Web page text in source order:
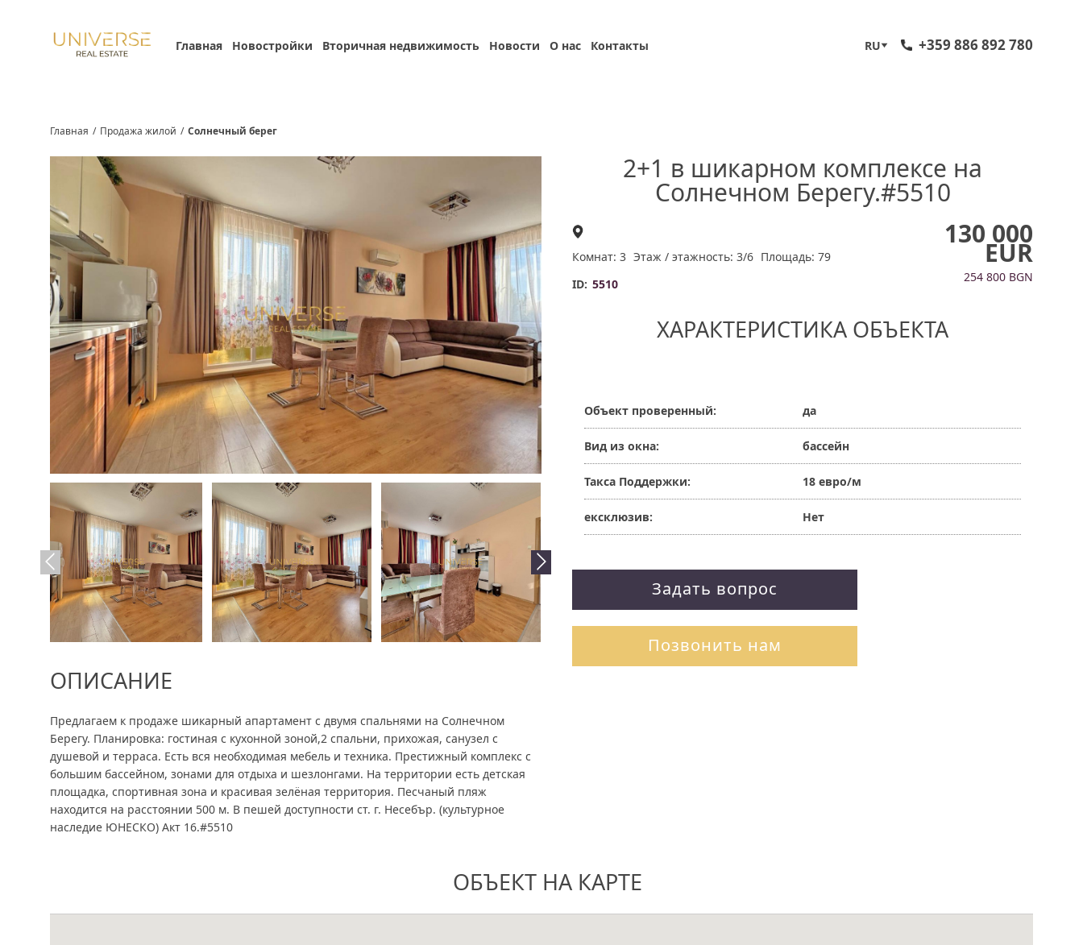
Главная Новостройки Вторичная недвижимость Новости О нас Контакты RU +359 886 892 780
Главная / Продажа жилой / Солнечный берег
ОПИСАНИЕ
Предлагаем к продаже шикарный апартамент с двумя спальнями на Солнечном
Берегу. Планировка: гостиная с кухонной зоной,2 спальни, прихожая, санузел с
душевой и терраса. Есть вся необходимая мебель и техника. Престижный комплекс с
большим бассейном, зонами для отдыха и шезлонгами. На территории есть детская
площадка, спортивная зона и красивая зелёная территория. Песчаный пляж
находится на расстоянии 500 м. В пешей доступности ст. г. Несебър. (культурное
наследие ЮНЕСКО) Акт 16.#5510
2+1 в шикарном комплексе на
Солнечном Берегу.#5510
Комнат: 3 Этаж / этажность: 3/6 Площадь: 79
ID: 5510
130 000
EUR
254 800 BGN
ХАРАКТЕРИСТИКА ОБЪЕКТА
Объект проверенный: да
Вид из окна: бассейн
Такса Поддержки: 18 евро/м
ексклюзив: Нет
Задать вопрос
Позвонить нам
ОБЪЕКТ НА КАРТЕ